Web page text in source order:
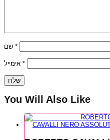
*
*
You Will Also Like